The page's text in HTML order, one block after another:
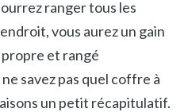
ranger tous les
vous aurez un gain
et rangé
savez pas quel coffre à
un petit récapitulatif.